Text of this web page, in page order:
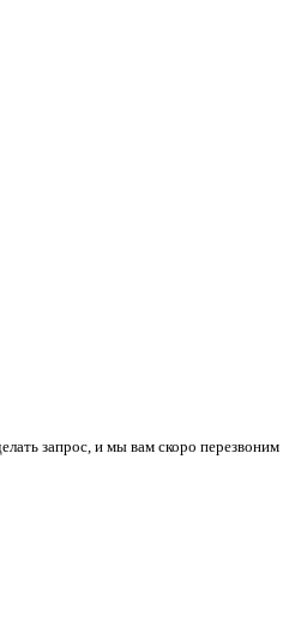
запрос, и мы вам скоро перезвоним